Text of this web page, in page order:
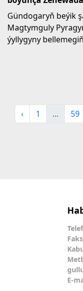
Gündogaryň beýik
Magtymguly
ýyllygyny
‹ 1 ... 59
E-